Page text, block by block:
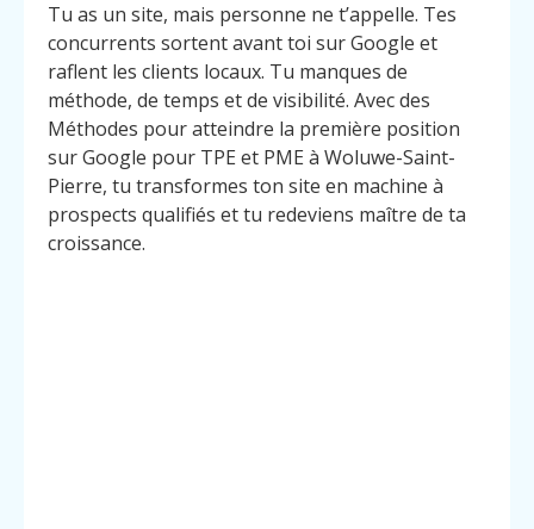
Tu as un site, mais personne ne t’appelle. Tes
concurrents sortent avant toi sur Google et
raflent les clients locaux. Tu manques de
méthode, de temps et de visibilité. Avec des
Méthodes pour atteindre la première position
sur Google pour TPE et PME à Woluwe-Saint-
Pierre, tu transformes ton site en machine à
prospects qualifiés et tu redeviens maître de ta
croissance.